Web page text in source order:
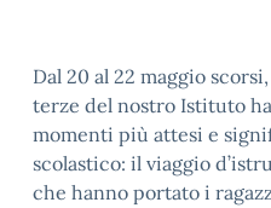
Dal 20 al 22 maggio
terze del nostro Istituto
momenti più attesi e
scolastico: il viaggio
che hanno portato i